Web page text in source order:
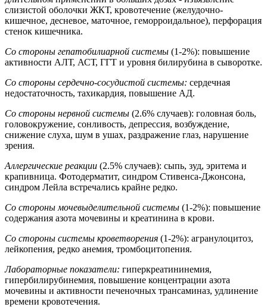
слизистой оболочки ЖКТ, кровотечение (желудочно-
кишечное, десневое, маточное, геморроидальное), перфорация
стенок кишечника.
Со стороны гепатобилиарной системы (1-2%): повышение
активности АЛТ, АСТ, ГГТ и уровня билирубина в сыворотке.
Со стороны сердечно-сосудистой системы: сердечная
недостаточность, тахикардия, повышение АД.
Со стороны нервной системы (2.6% случаев): головная боль,
головокружение, сонливость, депрессия, возбуждение,
снижение слуха, шум в ушах, раздражение глаз, нарушение
зрения.
Аллергические реакции (2.5% случаев): сыпь, зуд, эритема и
крапивница. Фотодерматит, синдром Стивенса-Джонсона,
синдром Лейла встречались крайне редко.
Со стороны мочевыделительной системы (1-2%): повышение
содержания азота мочевины и креатинина в крови.
Со стороны системы кроветворения (1-2%): агранулоцитоз,
лейкопения, редко анемия, тромбоцитопения.
Лабораторные показатели: гиперкреатининемия,
гипербилирубинемия, повышение концентрации азота
мочевины и активности печеночных трансаминаз, удлинение
времени кровотечения.